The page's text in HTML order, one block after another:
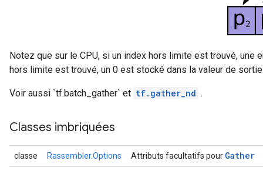
Notez que sur le CPU, si un index hors limite est trouvé, une
hors limite est trouvé, un 0 est stocké dans la valeur de
Voir aussi `tf.batch_gather` et tf.gather_nd .
Classes imbriquées
classe Rassembler.Options Attributs facultatifs pour Gather